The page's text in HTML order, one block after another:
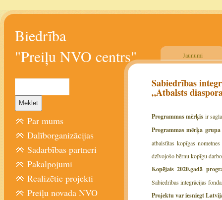
Biedrība
"Preiļu NVO centrs"
Jaunumi
Sabiedrības
„Atbalsts
Programmas mērķis ir
Programmas mērķa grupa
atbalstītas kopīgas
dzīvojošo bērnu kopīgu
Kopējais 2020.gadā
Sabiedrības integrācijas
Projektu var iesniegt
Par mums
Dalīborganizācijas
Sadarbības partneri
Pakalpojumi
Realizētie projekti
Preiļu novada NVO